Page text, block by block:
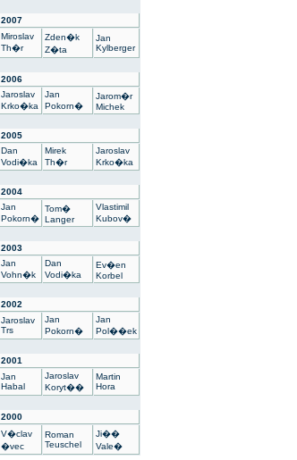
2007
Miroslav
Th�r
Zden�k
Z�ta
Jan
Kylberger
2006
Jaroslav
Krko�ka
Jan
Pokorn�
Jarom�r
Michek
2005
Dan
Vodi�ka
Mirek
Th�r
Jaroslav
Krko�ka
2004
Jan
Pokorn�
Tom�
Langer
Vlastimil
Kubov�
2003
Jan
Vohn�k
Dan
Vodi�ka
Ev�en
Korbel
2002
Jaroslav
Trs
Jan
Pokorn�
Jan
Pol��ek
2001
Jan
Habal
Jaroslav
Koryt��
Martin
Hora
2000
V�clav
�vec
Roman
Teuschel
Ji��
Vale�